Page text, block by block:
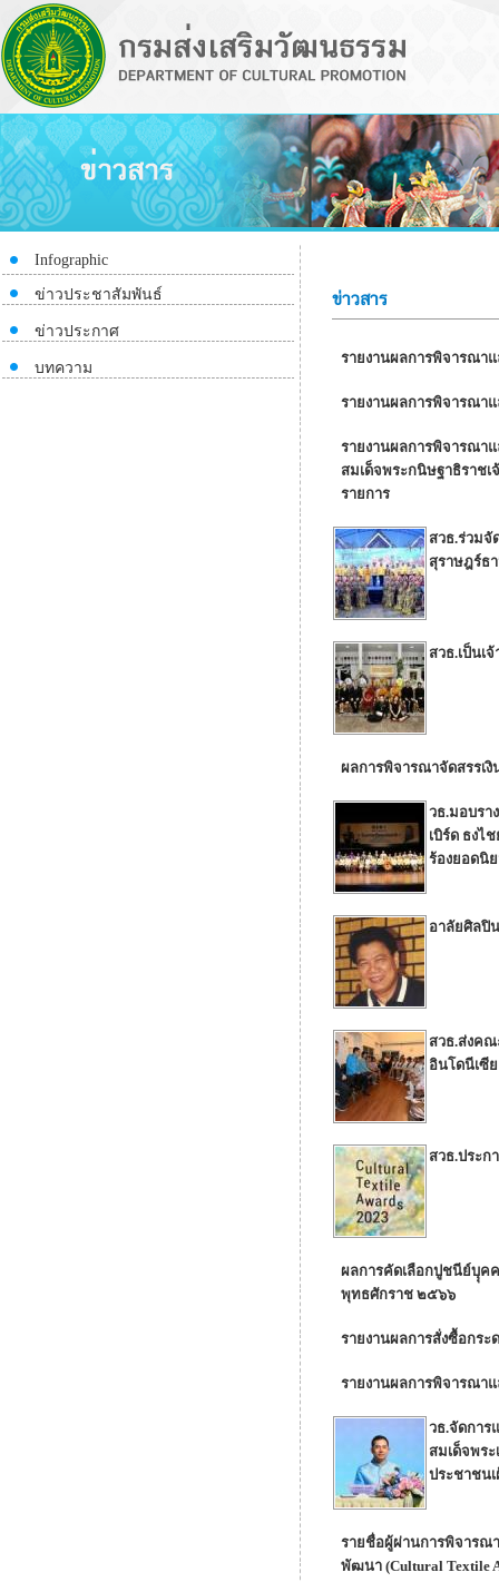
Infographic
ข่าวประชาสัมพันธ์
ข่าวประกาศ
บทความ
ข่าวสาร
รายงานผลการพิจารณา
รายงานผลการพิจารณา
รายงานผลการพิจารณา
สมเด็จพระกนิษฐาธิราช
รายการ
สวธ.ร่วมจั
สุราษฎร์ธ
สวธ.เป็นเ
ผลการพิจารณาจัดสรรเ
วธ.มอบรา
เบิร์ด ธงไ
ร้องยอดนิ
อาลัยศิลปิ
สวธ.ส่งคณ
อินโดนีเซีย
สวธ.ประก
ผลการคัดเลือกปูชนีย์บุุค
พุทธศักราช ๒๕๖๖
รายงานผลการสั่งซื้อกระ
รายงานผลการพิจารณา
วธ.จัดการ
สมเด็จพร
ประชาชน
รายชื่อผู้ผ่านการพิจารณ
พัฒนา (Cultural Textile